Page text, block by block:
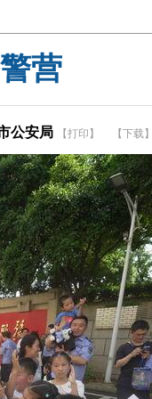
营
公安局 【打印】 【下载